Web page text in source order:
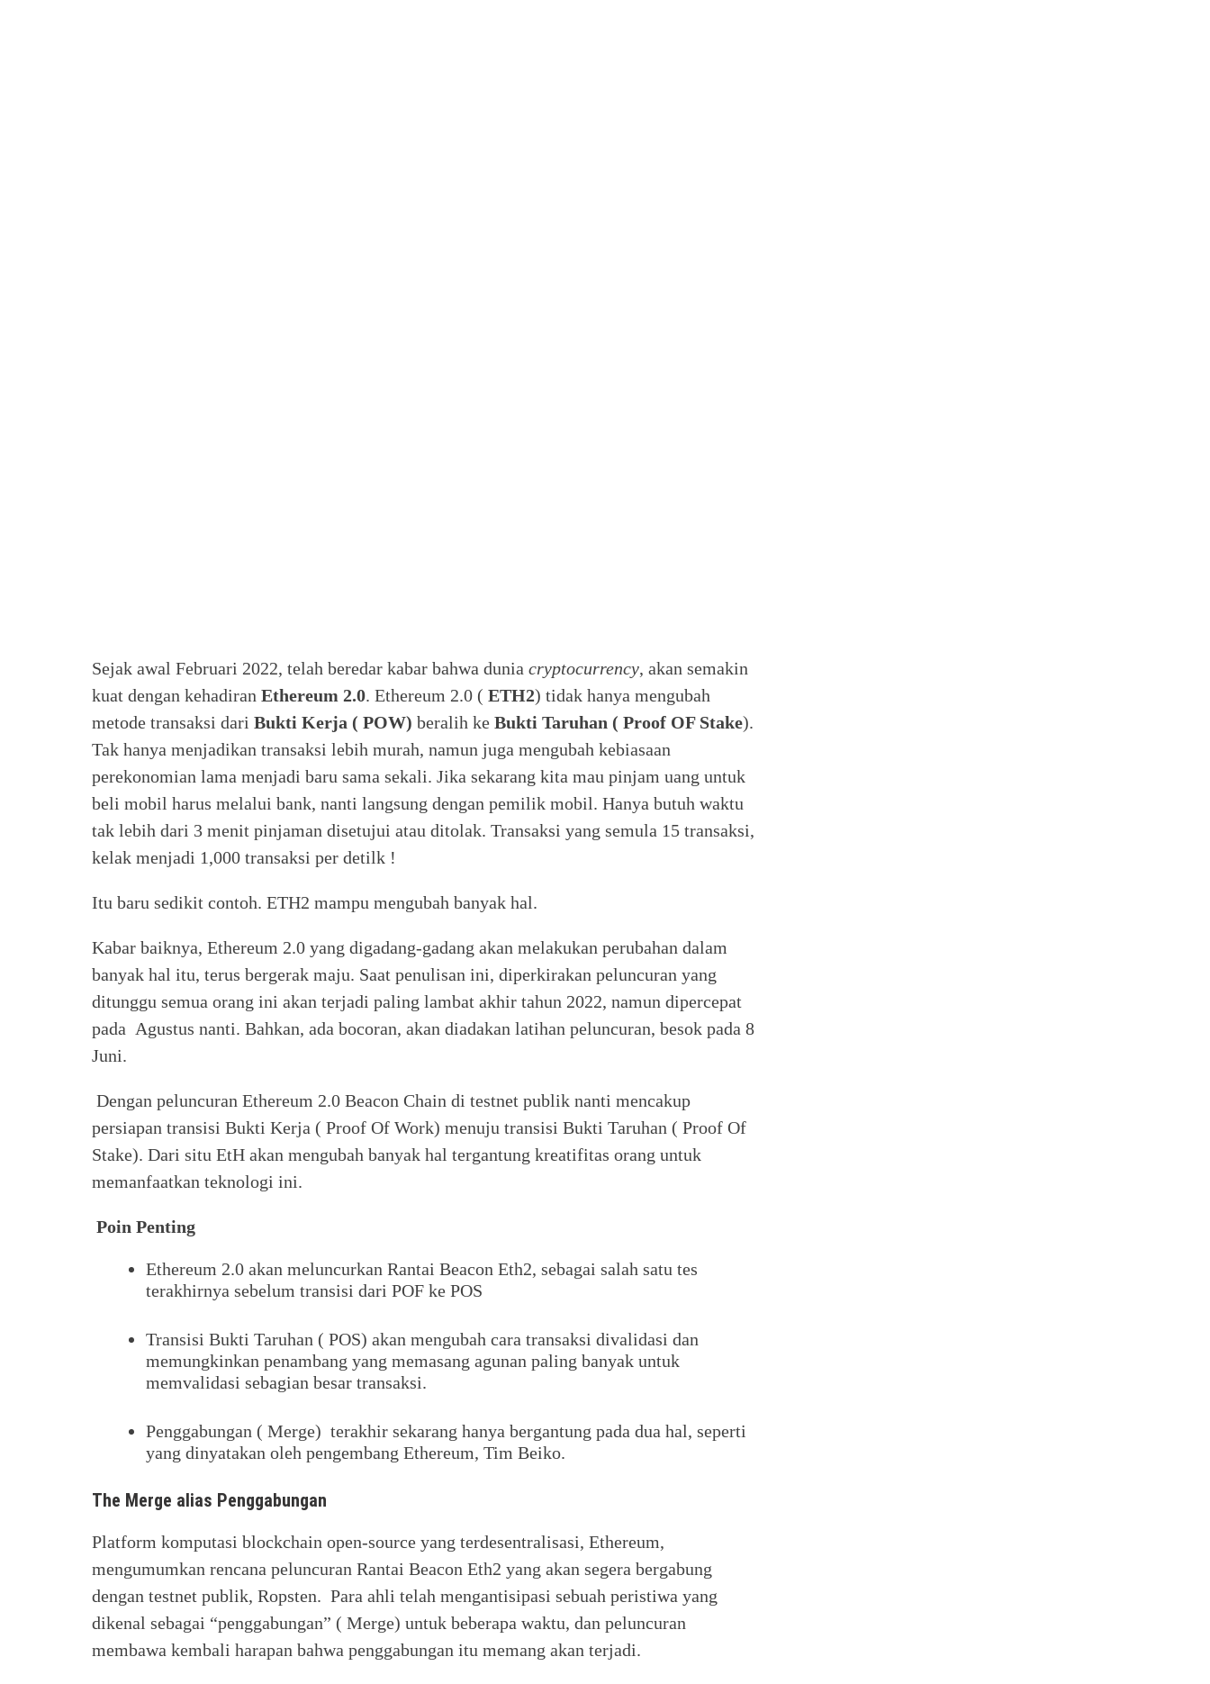
Sejak awal Februari 2022, telah beredar kabar bahwa dunia cryptocurrency, akan semakin
kuat dengan kehadiran Ethereum 2.0. Ethereum 2.0 ( ETH2) tidak hanya mengubah
metode transaksi dari Bukti Kerja ( POW) beralih ke Bukti Taruhan ( Proof OF Stake).
Tak hanya menjadikan transaksi lebih murah, namun juga mengubah kebiasaan
perekonomian lama menjadi baru sama sekali. Jika sekarang kita mau pinjam uang untuk
beli mobil harus melalui bank, nanti langsung dengan pemilik mobil. Hanya butuh waktu
tak lebih dari 3 menit pinjaman disetujui atau ditolak. Transaksi yang semula 15 transaksi,
kelak menjadi 1,000 transaksi per detilk !
Itu baru sedikit contoh. ETH2 mampu mengubah banyak hal.
Kabar baiknya, Ethereum 2.0 yang digadang-gadang akan melakukan perubahan dalam
banyak hal itu, terus bergerak maju. Saat penulisan ini, diperkirakan peluncuran yang
ditunggu semua orang ini akan terjadi paling lambat akhir tahun 2022, namun dipercepat
pada Agustus nanti. Bahkan, ada bocoran, akan diadakan latihan peluncuran, besok pada 8
Juni.
Dengan peluncuran Ethereum 2.0 Beacon Chain di testnet publik nanti mencakup
persiapan transisi Bukti Kerja ( Proof Of Work) menuju transisi Bukti Taruhan ( Proof Of
Stake). Dari situ EtH akan mengubah banyak hal tergantung kreatifitas orang untuk
memanfaatkan teknologi ini.
Poin Penting
Ethereum 2.0 akan meluncurkan Rantai Beacon Eth2, sebagai salah satu tes
terakhirnya sebelum transisi dari POF ke POS
Transisi Bukti Taruhan ( POS) akan mengubah cara transaksi divalidasi dan
memungkinkan penambang yang memasang agunan paling banyak untuk
memvalidasi sebagian besar transaksi.
Penggabungan ( Merge) terakhir sekarang hanya bergantung pada dua hal, seperti
yang dinyatakan oleh pengembang Ethereum, Tim Beiko.
The Merge alias Penggabungan
Platform komputasi blockchain open-source yang terdesentralisasi, Ethereum,
mengumumkan rencana peluncuran Rantai Beacon Eth2 yang akan segera bergabung
dengan testnet publik, Ropsten. Para ahli telah mengantisipasi sebuah peristiwa yang
dikenal sebagai “penggabungan” ( Merge) untuk beberapa waktu, dan peluncuran
membawa kembali harapan bahwa penggabungan itu memang akan terjadi.